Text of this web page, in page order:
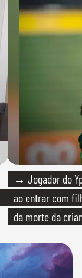
→ Jogador do
ao entrar com
da morte da